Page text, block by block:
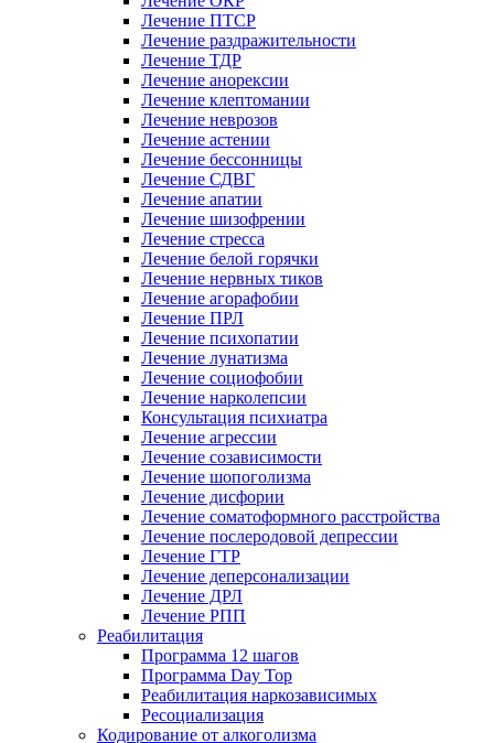
Лечение ПТСР
Лечение раздражительности
Лечение ТДР
Лечение анорексии
Лечение клептомании
Лечение неврозов
Лечение астении
Лечение бессонницы
Лечение СДВГ
Лечение апатии
Лечение шизофрении
Лечение стресса
Лечение белой горячки
Лечение нервных тиков
Лечение агорафобии
Лечение ПРЛ
Лечение психопатии
Лечение лунатизма
Лечение социофобии
Лечение нарколепсии
Консультация психиатра
Лечение агрессии
Лечение созависимости
Лечение шопоголизма
Лечение дисфории
Лечение соматоформного расстройства
Лечение послеродовой депрессии
Лечение ГТР
Лечение деперсонализации
Лечение ДРЛ
Лечение РПП
Реабилитация
Программа 12 шагов
Программа Day Top
Реабилитация наркозависимых
Ресоциализация
Кодирование от алкоголизма